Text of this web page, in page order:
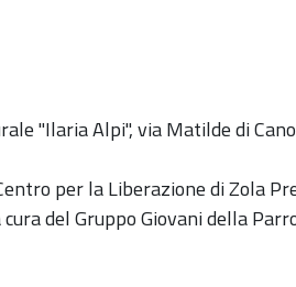
"Ilaria Alpi", via Matilde di
per la Liberazione di Zola
del Gruppo Giovani della